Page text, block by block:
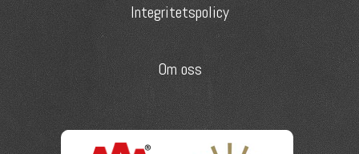
Integritetspolicy
Om oss